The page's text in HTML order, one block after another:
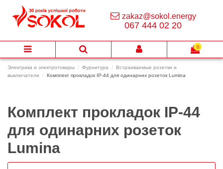
Электрика и электротовары Фурнитура
Встраиваемые розетки и
выключатели
Комплект прокладок IP-44 для одинарних розеток Lumina
Комплект прокладок IP-44
для одинарних розеток
Lumina
zakaz@sokol.energy
067 444 02 20
0